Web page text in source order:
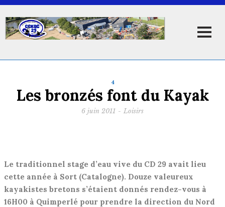
4
Les bronzés font du Kayak
6 juin 2011 - Loisirs
Le traditionnel stage d’eau vive du CD 29 avait lieu
cette année à Sort (Catalogne). Douze valeureux
kayakistes bretons s’étaient donnés rendez-vous à
16H00 à Quimperlé pour prendre la direction du Nord